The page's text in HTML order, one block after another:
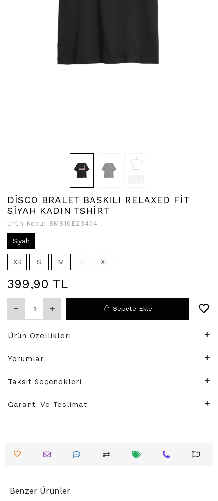
DİSCO BRALET BASKILI RELAXED FİT
SİYAH KADIN TSHİRT
Ürün Kodu: BM816E23404
Siyah
XS S M L XL
399,90 TL
Sepete Ekle
Ürün Özellikleri
Yorumlar
Taksit Seçenekleri
Garanti Ve Teslimat
Benzer Ürünler